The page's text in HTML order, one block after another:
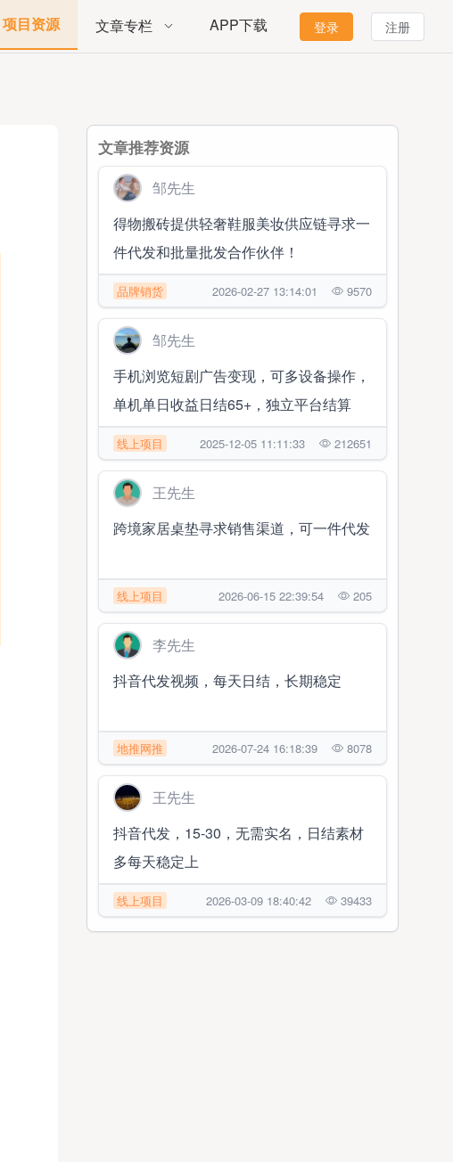
项目资源 文章专栏 APP下载 登录 注册
文章推荐资源
邹先生
得物搬砖提供轻奢鞋服美妆供应链寻求一
件代发和批量批发合作伙伴！
品牌销货 2026-02-27 13:14:01 9570
邹先生
手机浏览短剧广告变现，可多设备操作，
单机单日收益日结65+，独立平台结算
线上项目 2025-12-05 11:11:33 212651
王先生
跨境家居桌垫寻求销售渠道，可一件代发
线上项目 2026-06-15 22:39:54 205
李先生
抖音代发视频，每天日结，长期稳定
地推网推 2026-07-24 16:18:39 8078
王先生
抖音代发，15-30，无需实名，日结素材
多每天稳定上
线上项目 2026-03-09 18:40:42 39433